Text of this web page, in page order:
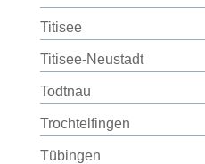
Titisee
Titisee-Neustadt
Todtnau
Trochtelfingen
Tübingen